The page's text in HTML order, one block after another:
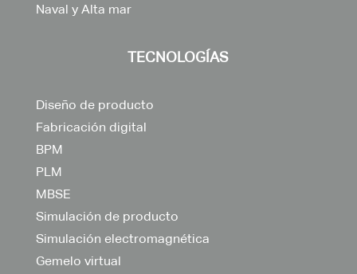
Naval y Alta mar
TECNOLOGÍAS
Diseño de producto
Fabricación digital
BPM
PLM
MBSE
Simulación de producto
Simulación electromagnética
Gemelo virtual